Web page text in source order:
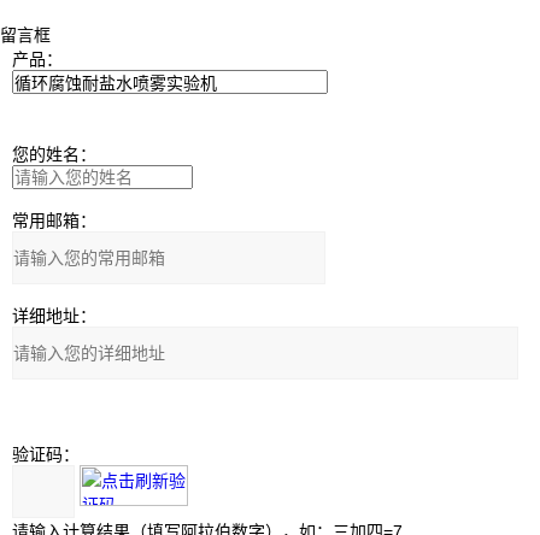
留言框
产品：
您的姓名：
常用邮箱：
详细地址：
验证码：